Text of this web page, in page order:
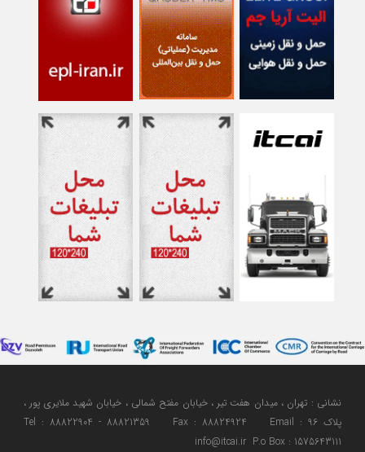
نشانی : تهران ، میدان هفت تیر ، خیابان مفتح شمالی ، خیابان شهید ملایری پور ،
پلاک 96 Tel : 88822904 - 88821359 Fax : 88824924 Email :
info@itcai.ir P.o Box : 1575643111